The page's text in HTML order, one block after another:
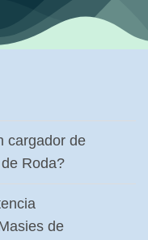
cargador de
Roda?
de